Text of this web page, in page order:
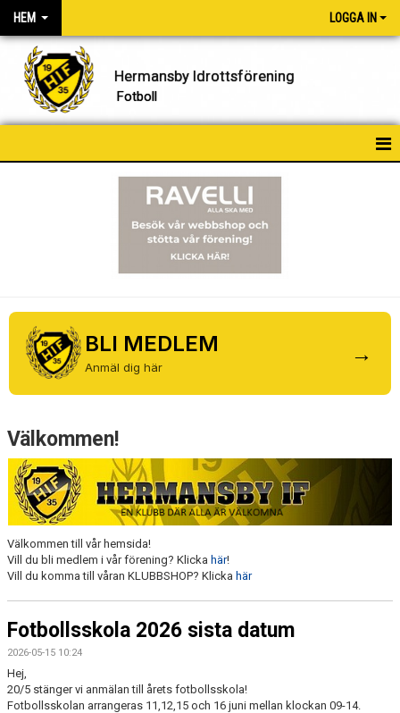
HEM LOGGA IN
Hermansby Idrottsförening
Fotboll
KALENDER
BILDGALLERI
VÅRA LAG/TRÄNARE
MATCHER
HIF - VÄRDEGRUND
BLI MEDLEM
Anmäl dig här
→
Välkommen!
Välkommen till vår hemsida!
Vill du bli medlem i vår förening? Klicka här!
Vill du komma till våran KLUBBSHOP? Klicka här
Fotbollsskola 2026 sista datum
2026-05-15 10:24
Hej,
20/5 stänger vi anmälan till årets fotbollsskola!
Fotbollsskolan arrangeras 11,12,15 och 16 juni mellan klockan 09-14.